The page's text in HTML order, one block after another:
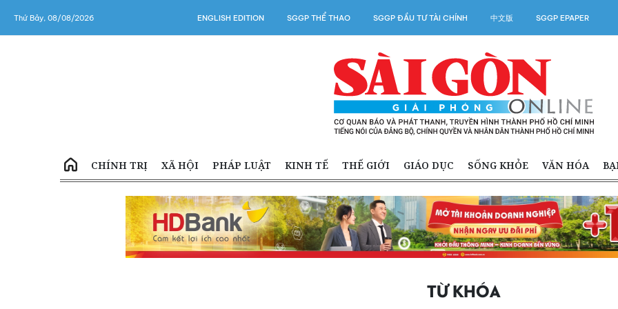
Thứ Bảy, 08/08/2026 ENGLISH EDITION SGGP THỂ THAO SGGP ĐẦU TƯ TÀI CHÍNH 中文版 SGGP EPAPER
CHÍNH TRỊ XÃ HỘI PHÁP LUẬT KINH TẾ THẾ GIỚI GIÁO DỤC SỐNG KHỎE VĂN HÓA
TỪ KHÓA